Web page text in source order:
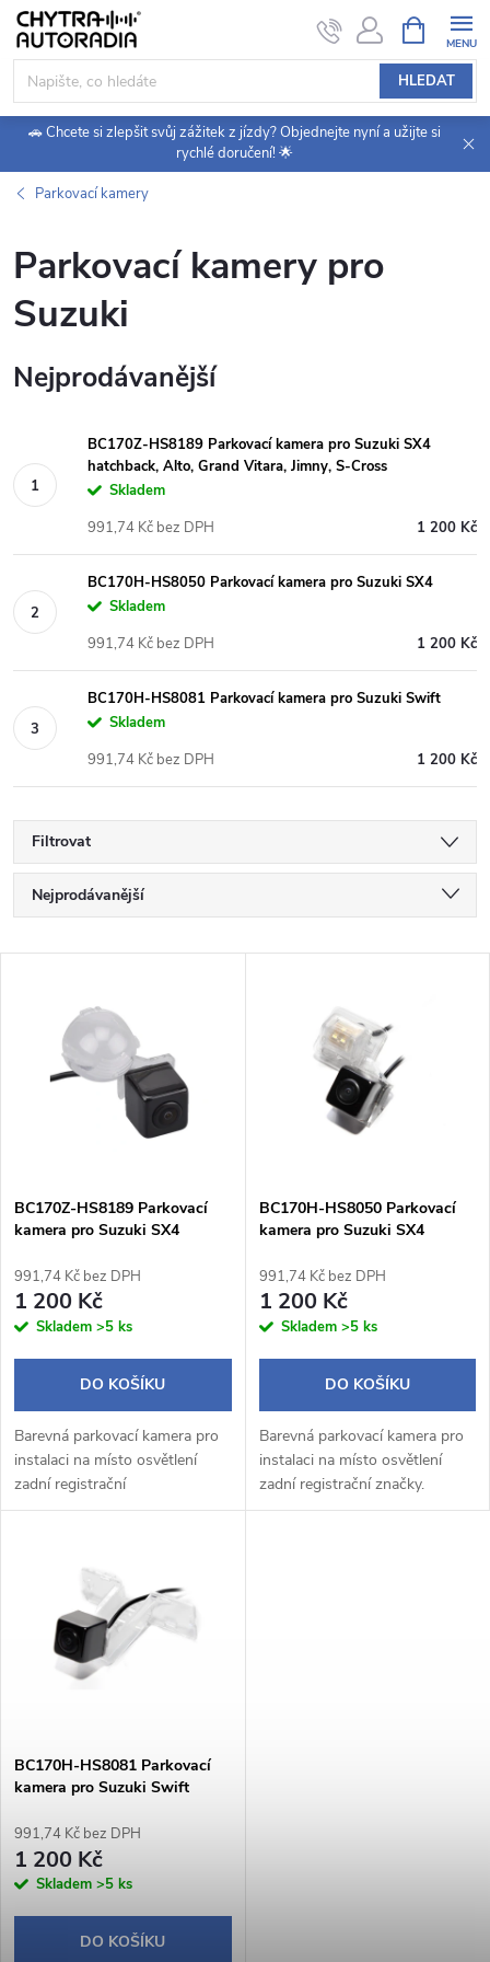
Přejít
obsah
HLEDAT
NÁKUPNÍ
KOŠÍK
🚗 Chcete si zlepšit svůj zážitek z jízdy? Objednejte nyní a užijte si
rychlé doručení! 🌟
Parkovací kamery
Parkovací kamery pro
Suzuki
Nejprodávanější
BC170Z-HS8189 Parkovací kamera pro Suzuki SX4
hatchback, Alto, Grand Vitara, Jimny, S-Cross
Skladem
1 200 Kč
991,74 Kč bez DPH
BC170H-HS8050 Parkovací kamera pro Suzuki SX4
Skladem
1 200 Kč
991,74 Kč bez DPH
BC170H-HS8081 Parkovací kamera pro Suzuki Swift
Skladem
1 200 Kč
991,74 Kč bez DPH
Filtrovat
Ř
a
p
r
o
u
k
Nejprodávanější
Abecedně
s
p
r
o
d
u
k
BC170Z-HS8189 Parkovací
kamera pro Suzuki SX4
Jimny, S-Cross
991,74 Kč bez DPH
1 200 Kč
Skladem >5 ks
DO KOŠÍKU
Barevná parkovací kamera pro
instalaci na místo osvětlení
zadní registrační
značky. Kamera bude po
BC170H-HS8050 Parkovací
kamera pro Suzuki SX4
991,74 Kč bez DPH
1 200 Kč
Skladem >5 ks
DO KOŠÍKU
Barevná parkovací kamera pro
instalaci na místo osvětlení
zadní registrační značky.
Součástí kamery je i
BC170H-HS8081 Parkovací
kamera pro Suzuki Swift
991,74 Kč bez DPH
1 200 Kč
Skladem >5 ks
DO KOŠÍKU